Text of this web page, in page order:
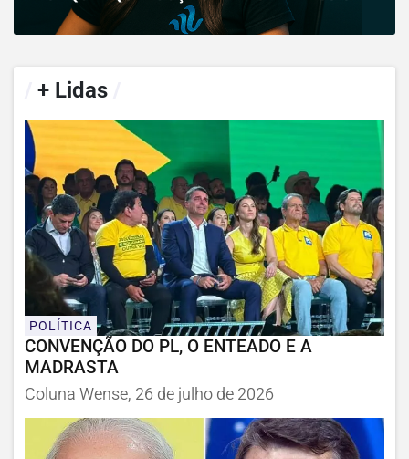
+ Lidas
POLÍTICA
CONVENÇÃO DO PL, O ENTEADO E A
MADRASTA
Coluna Wense, 26 de julho de 2026